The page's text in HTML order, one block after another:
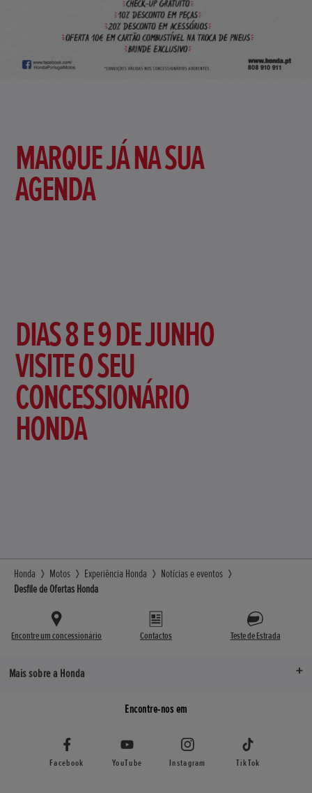
MARQUE JÁ NA SUA
AGENDA
DIAS 8 E 9 DE JUNHO
VISITE O SEU
CONCESSIONÁRIO
HONDA
Honda Motos Experiência Honda
Notícias e eventos
Desfile de Ofertas Honda
Encontre um concessionário Contactos Teste de Estrada
Mais sobre a Honda
Encontre-nos em
Facebook YouTube Instagram TikTok